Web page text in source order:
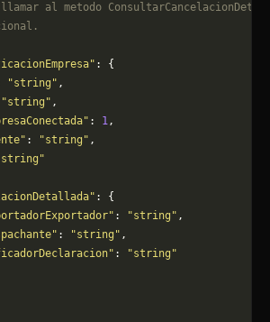
al metodo
: {
"string" ,
"string" ,
: 1,
: "string" ,
: {
: "string" ,
: "string" ,
:
"string"